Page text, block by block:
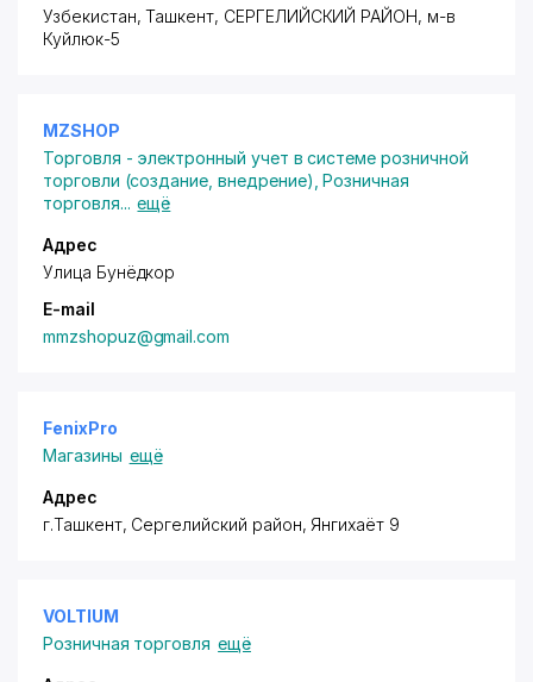
Узбекистан, Ташкент, СЕРГЕЛИЙСКИЙ РАЙОН, м-в
Куйлюк-5
MZSHOP
Торговля - электронный учет в системе розничной
торговли (создание, внедрение) ,Розничная
торговля... ещё
Адрес
Улица Бунёдкор
E-mail
mmzshopuz@gmail.com
FenixPro
Магазины ещё
Адрес
г.Ташкент, Сергелийский район, Янгихаёт 9
VOLTIUM
Розничная торговля ещё